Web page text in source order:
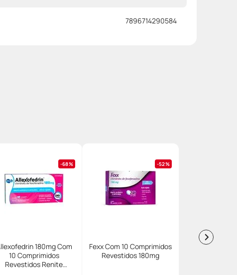
7896714290584
68%
180mg Com
10 Comprimidos
Revestidos Renite
52%
Fexx Com 10 Comprimidos
Revestidos 180mg